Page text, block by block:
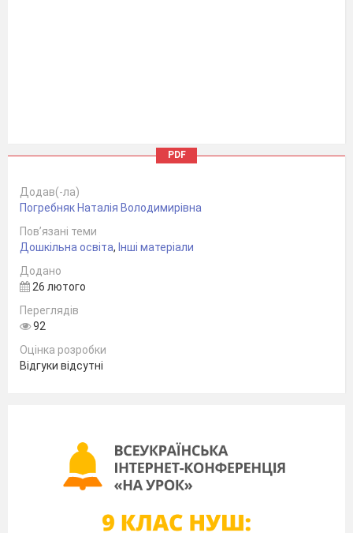
PDF
Додав(-ла)
Погребняк Наталія Володимирівна
Пов’язані теми
Дошкільна освіта, Інші матеріали
Додано
26 лютого
Переглядів
92
Оцінка розробки
Відгуки відсутні